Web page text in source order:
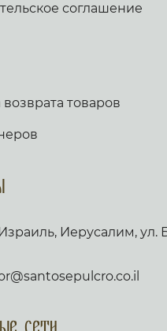
соглашение
товаров
Иерусалим, ул.